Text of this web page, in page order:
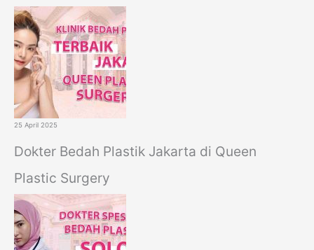
25 April 2025
Dokter Bedah Plastik Jakarta di Queen
Plastic Surgery